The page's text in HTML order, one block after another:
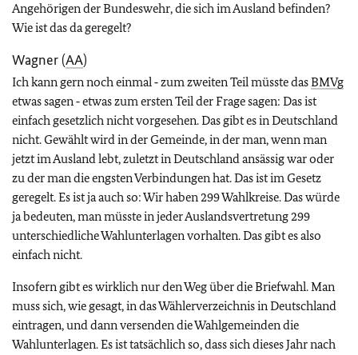
Angehörigen der Bundeswehr, die sich im Ausland befinden?
Wie ist das da geregelt?
Wagner (AA)
Ich kann gern noch einmal ‑ zum zweiten Teil müsste dasBMVg
etwas sagen ‑ etwas zum ersten Teil der Frage sagen: Das ist
einfach gesetzlich nicht vorgesehen. Das gibt es in Deutschland
nicht. Gewählt wird in der Gemeinde, in der man, wenn man
jetzt im Ausland lebt, zuletzt in Deutschland ansässig war oder
zu der man die engsten Verbindungen hat. Das ist im Gesetz
geregelt. Es ist ja auch so: Wir haben 299 Wahlkreise. Das würde
ja bedeuten, man müsste in jeder Auslandsvertretung 299
unterschiedliche Wahlunterlagen vorhalten. Das gibt es also
einfach nicht.
Insofern gibt es wirklich nur den Weg über die Briefwahl. Man
muss sich, wie gesagt, in das Wählerverzeichnis in Deutschland
eintragen, und dann versenden die Wahlgemeinden die
Wahlunterlagen. Es ist tatsächlich so, dass sich dieses Jahr nach